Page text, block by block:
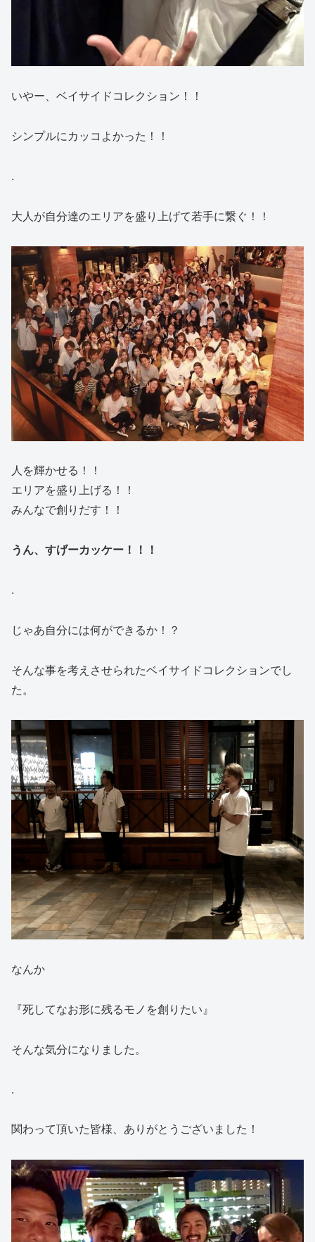
いやー、ベイサイドコレクション！！
シンプルにカッコよかった！！
.
大人が自分達のエリアを盛り上げて若手に繋ぐ！！
人を輝かせる！！
エリアを盛り上げる！！
みんなで創りだす！！
うん、すげーカッケー！！！
.
じゃあ自分には何ができるか！？
そんな事を考えさせられたベイサイドコレクションでし
た。
なんか
『死してなお形に残るモノを創りたい』
そんな気分になりました。
.
関わって頂いた皆様、ありがとうございました！